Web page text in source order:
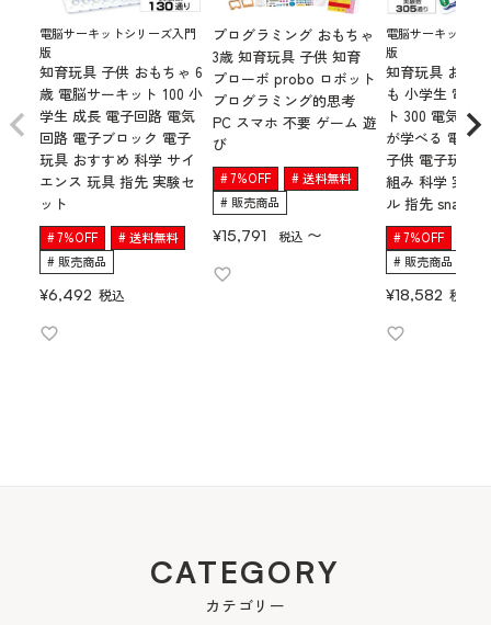
電脳サーキットシリーズ入門
版
知育玩具 子供 おもちゃ 6
歳 電脳サーキット 100 小
学生 成長 電子回路 電気
回路 電子ブロック 電子
玩具 おすすめ 科学 サイ
エンス 玩具 指先 実験セ
ット
7%OFF
送料無料
販売商品
¥6,492 税込
プログラミング おもちゃ
3歳 知育玩具 子供 知育
プローボ probo ロボット
プログラミング的思考
PC スマホ 不要 ゲーム 遊
び
7%OFF
送料無料
販売商品
¥15,791 税込 〜
電脳サーキットシ
版
知育玩具 おも
も 小学生 電脳
ト 300 電気回
が学べる 電子
子供 電子玩具
組み 科学 実験
ル 指先
7%OFF
販売商品
¥18,582 税込
CATEGORY
カテゴリー